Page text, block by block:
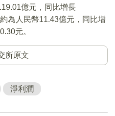
億元，同比增長
為人民幣11.43億元，同比增
元。
所原文
淨利潤